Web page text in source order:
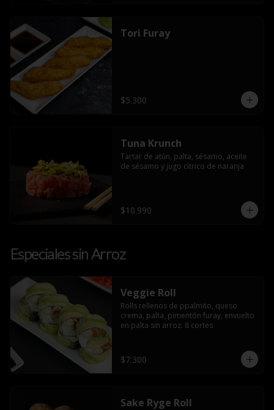
Tori Furay
$5.300
Tuna Krunch
Tartar de atún, palta, sésamo, aceite
de sésamo y jugo cítrico de naranja
$10.990
Especiales sin Arroz
Veggie Roll
Rolls rellenos de ppalmito, queso
crema, palta, pimentón furay, envuelto
en palta sin arroz. 8 cortes
$7.300
Sake Ryge Roll